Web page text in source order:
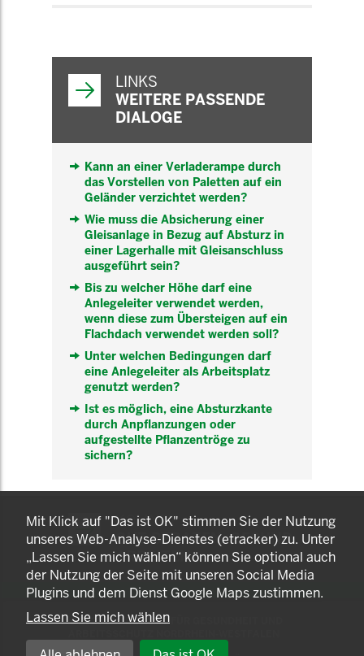
LINKS
WEITERE PASSENDE
DIALOGE
Kann an einer Verladerampe durch
das Vorstellen von Paletten auf ein
Geländer verzichtet werden?
Wie muss die Absicherung einer
Gleisanlage in Bezug auf Absturz in
einer Lagerhalle mit Gleisanschluss
ausgeführt sein?
Bis zu welcher Höhe darf eine
Anlegeleiter verwendet werden,
wenn diese zum Übersteigen auf ein
Flachdach verwendet werden soll?
Unter welchen Bedingungen darf
eine Anlegeleiter als Arbeitsplatz
genutzt werden?
Ist es möglich, eine Absturzkante
durch Anpflanzungen oder
aufgestellte Pflanzentröge zu
sichern?
KOMNET
GUT BERATEN. GESUND
ARBEITEN.
© 2025 LANDESAMT FÜR GESUNDHEIT UND
Mit Klick auf "Das ist OK" stimmen Sie der Nutzung
unseres Web-Analyse-Dienstes (etracker) zu. Unter
„Lassen Sie mich wählen“ können Sie optional auch
der Nutzung der Seite mit unseren Social Media
Plugins und dem Dienst Google Maps zustimmen.
Lassen Sie mich wählen